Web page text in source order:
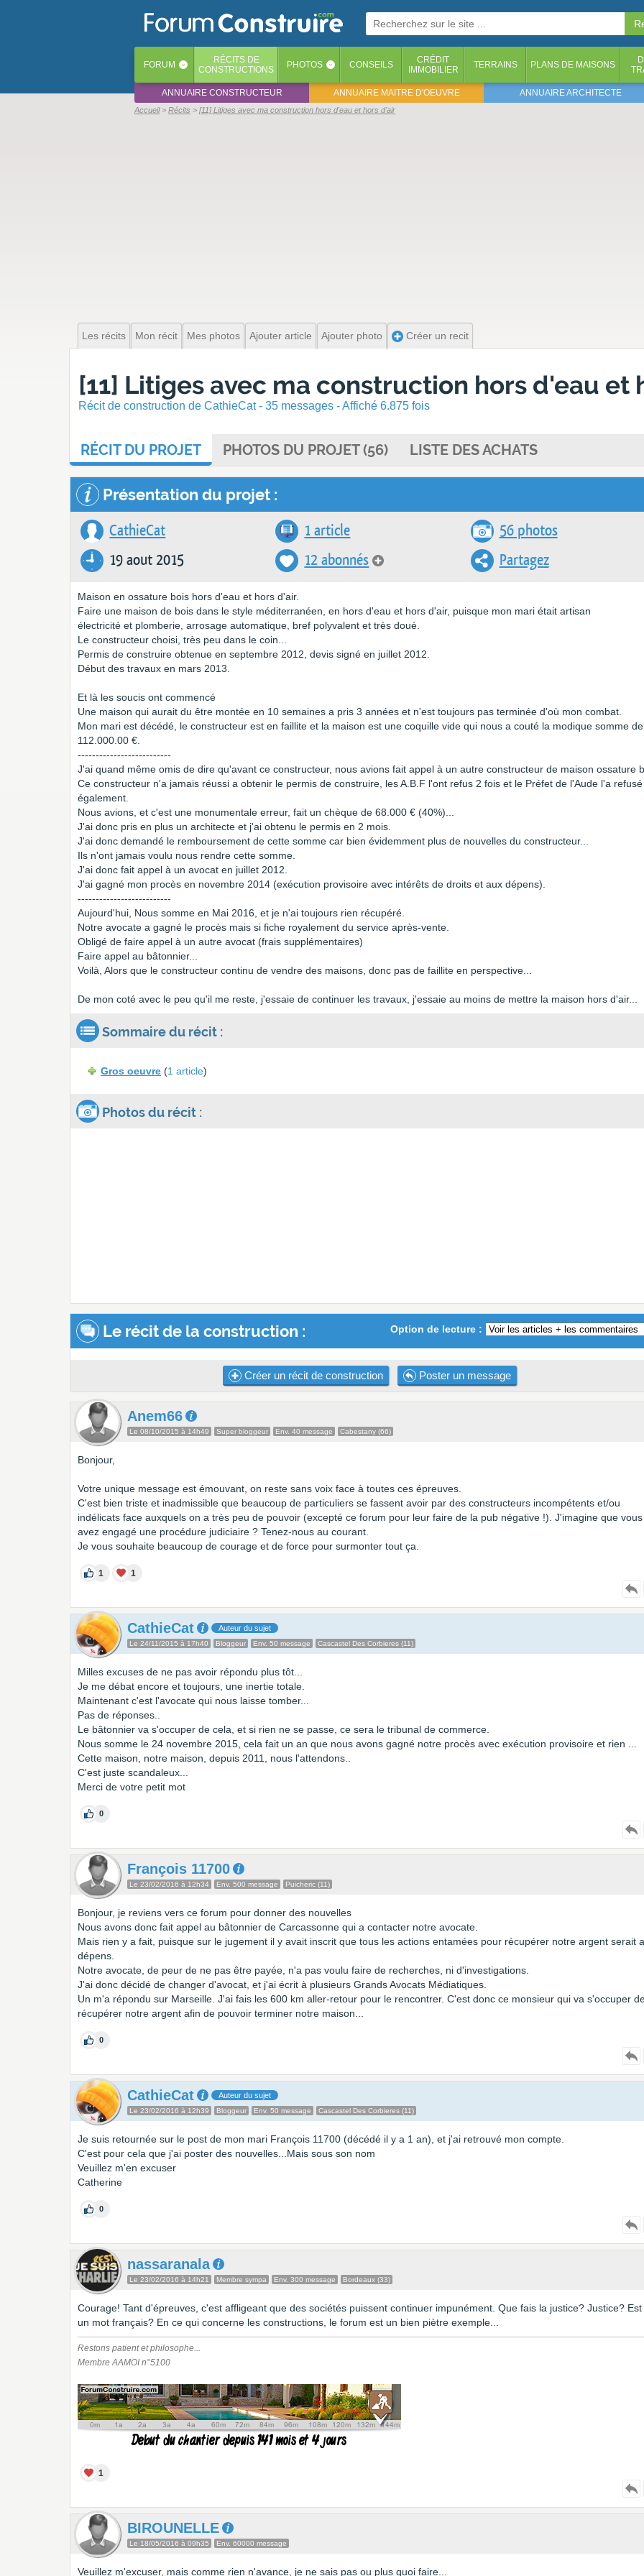
FORUM ‹ RÉCITS DE
CONSTRUCTIONS
PHOTOS ‹ CONSEILS
CRÉDIT
IMMOBILIER
TERRAINS PLANS DE MAISONS
ANNUAIRE CONSTRUCTEUR ANNUAIRE MAITRE D'OEUVRE ANNUAIRE ARCHITECTE
Accueil Récits [11] Litiges avec ma construction hors d'eau et hors d'air
Les récits Mon récit Mes photos Ajouter article Ajouter photo Créer un recit
[11] Litiges avec ma construction hors d'eau et
Récit de construction de CathieCat - 35 messages - Affiché 6.875 fois
RÉCITDU PROJET PHOTOS DU PROJET (56) LISTE DES ACHATS
Présentation du projet :
CathieCat 1 article
56 photos
19 aout 2015
12 abonnés Partagez
Maison en ossature bois hors d'eau et hors d'air.
Faire une maison de bois dans le style méditerranéen, en hors d'eau et hors d'air, puisque mon mari était artisan
électricité et plomberie, arrosage automatique, bref polyvalent et très doué.
Le constructeur choisi, très peu dans le coin...
Permis de construire obtenue en septembre 2012, devis signé en juillet 2012.
Début des travaux en mars 2013.
Et là les soucis ont commencé
Une maison qui aurait du être montée en 10 semaines a pris 3 années et n'est toujours pas terminée d'où mon combat.
Mon mari est décédé, le constructeur est en faillite et la maison est une coquille vide qui nous a couté la modique somme de
112.000.00 €.
--------------------------
J'ai quand même omis de dire qu'avant ce constructeur, nous avions fait appel à un autre constructeur de maison ossature
Ce constructeur n'a jamais réussi a obtenir le permis de construire, les A.B.F l'ont refus 2 fois et le Préfet de l'Aude l'a refusé
également.
Nous avions, et c'est une monumentale erreur, fait un chèque de 68.000 € (40%)...
J'ai donc pris en plus un architecte et j'ai obtenu le permis en 2 mois.
J'ai donc demandé le remboursement de cette somme car bien évidemment plus de nouvelles du constructeur...
Ils n'ont jamais voulu nous rendre cette somme.
J'ai donc fait appel à un avocat en juillet 2012.
J'ai gagné mon procès en novembre 2014 (exécution provisoire avec intérêts de droits et aux dépens).
--------------------------
Aujourd'hui, Nous somme en Mai 2016, et je n'ai toujours rien récupéré.
Notre avocate a gagné le procès mais si fiche royalement du service après-vente.
Obligé de faire appel à un autre avocat (frais supplémentaires)
Faire appel au bâtonnier...
Voilà, Alors que le constructeur continu de vendre des maisons, donc pas de faillite en perspective...
De mon coté avec le peu qu'il me reste, j'essaie de continuer les travaux, j'essaie au moins de mettre la maison hors d'air...
Sommaire du récit :
Gros oeuvre (1 article)
Photos du récit :
Option de lecture :
Le récit de la construction :
Créer un récit de construction Poster un message
Anem66
Le 08/10/2015 à 14h49 Super bloggeur Env. 40 message Cabestany (66)
Bonjour,
Votre unique message est émouvant, on reste sans voix face à toutes ces épreuves.
C'est bien triste et inadmissible que beaucoup de particuliers se fassent avoir par des constructeurs incompétents et/ou
indélicats face auxquels on a très peu de pouvoir (excepté ce forum pour leur faire de la pub négative !). J'imagine que vous
avez engagé une procédure judiciaire ? Tenez-nous au courant.
Je vous souhaite beaucoup de courage et de force pour surmonter tout ça.
1 1
CathieCat Auteur du sujet
Le 24/11/2015 à 17h40 Bloggeur Env. 50 message Cascastel Des Corbieres (11)
Milles excuses de ne pas avoir répondu plus tôt...
Je me débat encore et toujours, une inertie totale.
Maintenant c'est l'avocate qui nous laisse tomber...
Pas de réponses..
Le bâtonnier va s'occuper de cela, et si rien ne se passe, ce sera le tribunal de commerce.
Nous somme le 24 novembre 2015, cela fait un an que nous avons gagné notre procès avec exécution provisoire et rien ...
Cette maison, notre maison, depuis 2011, nous l'attendons..
C'est juste scandaleux...
Merci de votre petit mot
0
François 11700
Le 23/02/2016 à 12h34 Env. 500 message Puicheric (11)
Bonjour, je reviens vers ce forum pour donner des nouvelles
Nous avons donc fait appel au bâtonnier de Carcassonne qui a contacter notre avocate.
Mais rien y a fait, puisque sur le jugement il y avait inscrit que tous les actions entamées pour récupérer notre argent serait
dépens.
Notre avocate, de peur de ne pas être payée, n'a pas voulu faire de recherches, ni d'investigations.
J'ai donc décidé de changer d'avocat, et j'ai écrit à plusieurs Grands Avocats Médiatiques.
Un m'a répondu sur Marseille. J'ai fais les 600 km aller-retour pour le rencontrer. C'est donc ce monsieur qui va s'occuper
récupérer notre argent afin de pouvoir terminer notre maison...
0
CathieCat Auteur du sujet
Le 23/02/2016 à 12h39 Bloggeur Env. 50 message Cascastel Des Corbieres (11)
Je suis retournée sur le post de mon mari François 11700 (décédé il y a 1 an), et j'ai retrouvé mon compte.
C'est pour cela que j'ai poster des nouvelles...Mais sous son nom
Veuillez m'en excuser
Catherine
0
nassaranala
Le 23/02/2016 à 14h21 Membre sympa Env. 300 message Bordeaux (33)
Courage! Tant d'épreuves, c'est affligeant que des sociétés puissent continuer impunément. Que fais la justice? Justice? Est
un mot français? En ce qui concerne les constructions, le forum est un bien piètre exemple...
Restons patient et philosophe...
Membre AAMOI n°5100
1
BIROUNELLE
Le 18/05/2016 à 09h35 Env. 60000 message
Veuillez m'excuser, mais comme rien n'avance, je ne sais pas ou plus quoi faire...